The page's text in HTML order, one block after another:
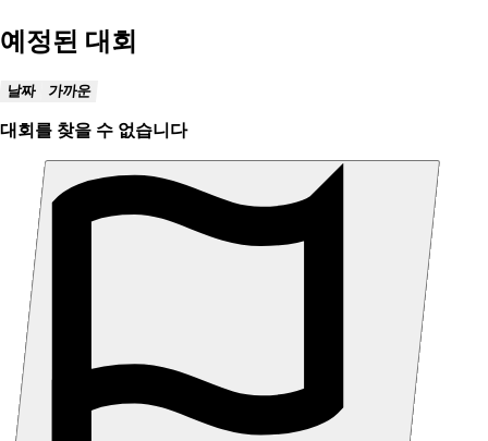
예정된 대회
날짜 가까운
대회를 찾을 수 없습니다